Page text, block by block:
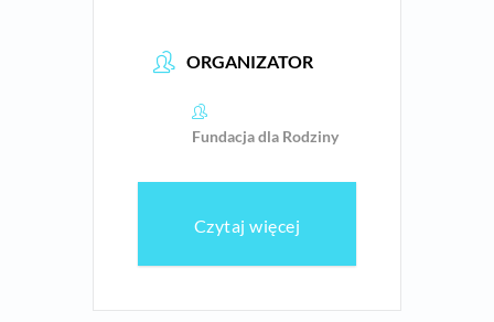
ORGANIZATOR
Fundacja dla Rodziny
Czytaj więcej